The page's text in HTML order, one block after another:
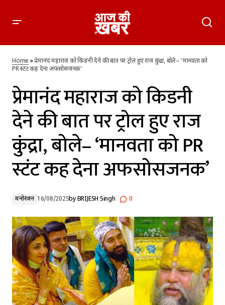
‘मानवता को PR स्टंट कह देना अफसोसजनक’
Home»प्रेमानंद महाराज को किडनी देने की बात पर ट्रोल हुए राज कुंद्रा, बोले– ‘मानवता को
PR स्टंट कह देना अफसोसजनक’
प्रेमानंद महाराज को किडनी
देने की बात पर ट्रोल हुए राज
कुंद्रा, बोले– ‘मानवता को PR
स्टंट कह देना अफसोसजनक’
मनोरंजन 16/08/2025byBRIJESH Singh 0